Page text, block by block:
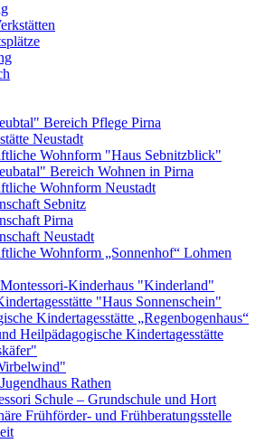
Bereich Pflege Pirna
Neustadt
Wohnform "Haus Sebnitzblick"
Bereich Wohnen in Pirna
Wohnform Neustadt
Sebnitz
Pirna
Neustadt
Wohnform „Sonnenhof“ Lohmen
Kinderhaus "Kinderland"
"Haus Sonnenschein"
Kindertagesstätte „Regenbogenhaus“
Heilpädagogische Kindertagesstätte
Rathen
Schule – Grundschule und Hort
Frühförder- und Frühberatungsstelle